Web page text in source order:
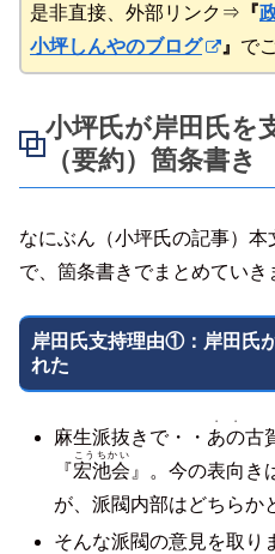
是非直接、外部リンク⇒ 『
小坪しんやのブログ
』 で
小坪氏が岸田氏を
（要約）箇条書き
なにぶん（小坪氏の記事）
で、箇条書きでまとめていき
岸田氏支持理由①：岸田氏
れた
麻生派抜きで・・ あの
・・
古
『宏池会
こうちかい
』。今の表向き
が、派閥内部はどちらか
そんな派閥の意見を取り